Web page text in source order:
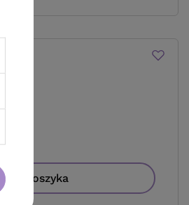
Do koszyka